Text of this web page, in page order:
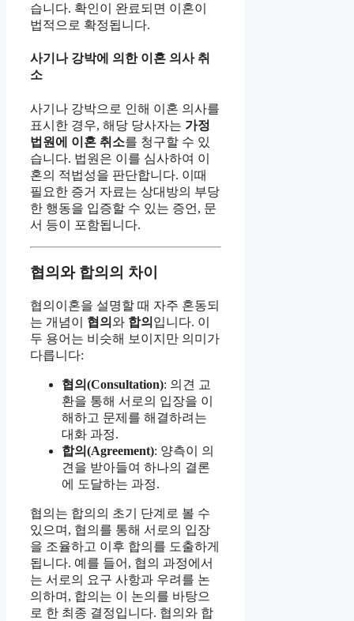
습니다. 확인이 완료되면 이혼이
법적으로 확정됩니다.
사기나 강박에 의한 이혼 의사 취
소
사기나 강박으로 인해 이혼 의사를
표시한 경우, 해당 당사자는 가정
법원에 이혼 취소를 청구할 수 있
습니다. 법원은 이를 심사하여 이
혼의 적법성을 판단합니다. 이때
필요한 증거 자료는 상대방의 부당
한 행동을 입증할 수 있는 증언, 문
서 등이 포함됩니다.
협의와 합의의 차이
협의이혼을 설명할 때 자주 혼동되
는 개념이 협의 와 합의 입니다. 이
두 용어는 비슷해 보이지만 의미가
다릅니다:
협의(Consultation): 의견 교
환을 통해 서로의 입장을 이
해하고 문제를 해결하려는
대화 과정.
합의(Agreement): 양측이 의
견을 받아들여 하나의 결론
에 도달하는 과정.
협의는 합의의 초기 단계로 볼 수
있으며, 협의를 통해 서로의 입장
을 조율하고 이후 합의를 도출하게
됩니다. 예를 들어, 협의 과정에서
는 서로의 요구 사항과 우려를 논
의하며, 합의는 이 논의를 바탕으
로 한 최종 결정입니다. 협의와 합